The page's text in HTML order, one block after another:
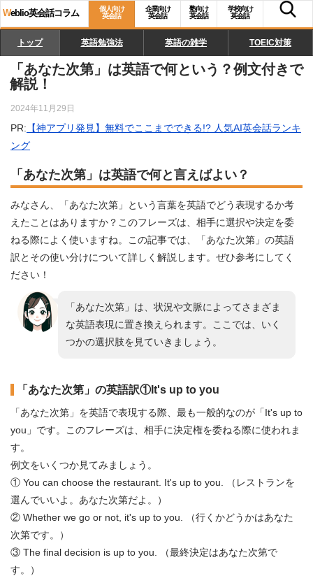
Weblio英会話コラム
個人向け
英会話
企業向け
英会話
塾向け
英会話
学校向け
英会話
トップ 英語勉強法 英語の雑学 TOEIC対策
「あなた次第」は英語で何という？例文付きで
解説！
2024年11月29日
PR: 【神アプリ発見】無料でここまでできる!? 人気AI英会話ランキ
ング
「あなた次第」は英語で何と言えばよい？
みなさん、「あなた次第」という言葉を英語でどう表現するか考
えたことはありますか？このフレーズは、相手に選択や決定を委
ねる際によく使いますね。この記事では、「あなた次第」の英語
訳とその使い分けについて詳しく解説します。ぜひ参考にしてく
ださい！
「あなた次第」は、状況や文脈によってさまざま
な英語表現に置き換えられます。ここでは、いく
つかの選択肢を見ていきましょう。
「あなた次第」の英語訳①It's up to you
「あなた次第」を英語で表現する際、最も一般的なのが「It's up to
you」です。このフレーズは、相手に決定権を委ねる際に使われま
す。
例文をいくつか見てみましょう。
① You can choose the restaurant. It's up to you. （レストランを
選んでいいよ。あなた次第だよ。）
② Whether we go or not, it's up to you. （行くかどうかはあなた
次第です。）
③ The final decision is up to you. （最終決定はあなた次第で
す。）